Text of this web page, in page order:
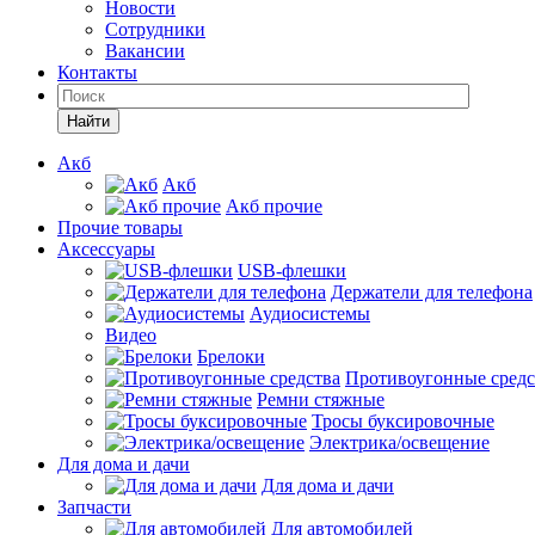
Новости
Сотрудники
Вакансии
Контакты
Найти
Акб
Акб
Акб прочие
Прочие товары
Аксессуары
USB-флешки
Держатели для телефона
Аудиосистемы
Видео
Брелоки
Противоугонные
Ремни стяжные
Тросы буксировочные
Электрика/освещение
Для дома и дачи
Для дома и дачи
Запчасти
Для автомобилей